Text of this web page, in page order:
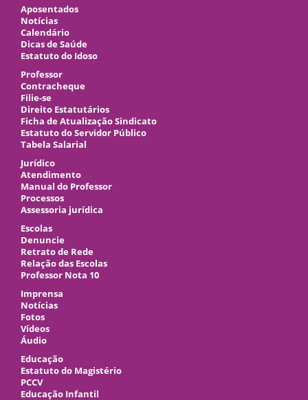
Aposentados
Notícias
Calendário
Dicas de Saúde
Estatuto do Idoso
Professor
Contracheque
Filie-se
Direito Estatutários
Ficha de Atualização Sindicato
Estatuto do Servidor Público
Tabela Salarial
Jurídico
Atendimento
Manual do Professor
Processos
Assessoria jurídica
Escolas
Denuncie
Retrato de Rede
Relação das Escolas
Professor Nota 10
Imprensa
Notícias
Fotos
Vídeos
Áudio
Educação
Estatuto do Magistério
PCCV
Educação Infantil